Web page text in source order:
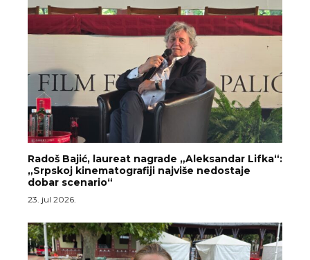
Radoš Bajić, laureat nagrade „Aleksandar Lifka“:
„Srpskoj kinematografiji najviše nedostaje
dobar scenario“
23. jul 2026.